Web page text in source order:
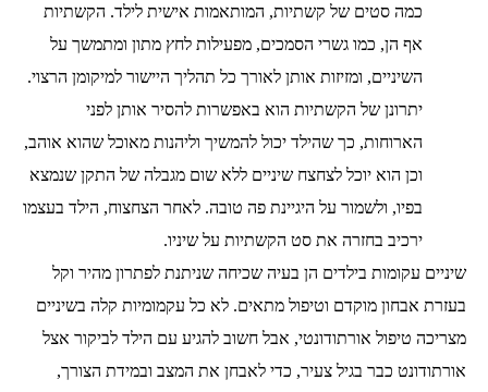
כמה סטים של קשתיות, המותאמות אישית לילד. הקשתיות
אף הן, כמו גשרי הסמכים, מפעילות לחץ מתון ומתמשך על
השיניים, ומזיזות אותן לאורך כל תהליך היישור למיקומן הרצוי.
יתרונן של הקשתיות הוא באפשרות להסיר אותן לפני
הארוחות, כך שהילד יכול להמשיך וליהנות מאוכל שהוא אוהב,
וכן הוא יוכל לצחצח שיניים ללא שום מגבלה של התקן שנמצא
בפיו, ולשמור על היגיינת פה טובה. לאחר הצחצוח, הילד בעצמו
ירכיב בחזרה את סט הקשתיות על שיניו.
שיניים עקומות בילדים הן בעיה שכיחה שניתנת לפתרון מהיר וקל
בעזרת אבחון מוקדם וטיפול מתאים. לא כל עקמומיות קלה בשיניים
מצריכה טיפול אורתודונטי, אבל חשוב להגיע עם הילד לביקור אצל
אורתודונט כבר בגיל צעיר, כדי לאבחן את המצב ובמידת הצורך,